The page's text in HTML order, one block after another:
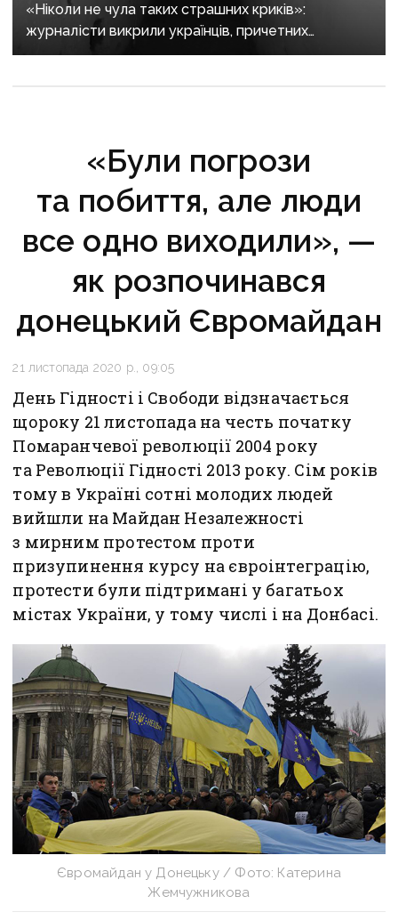
«Ніколи не чула таких страшних криків»:
журналісти викрили українців, причетних
до катувань у донецькій «Ізоляції»
«Були погрози
та побиття, але люди
все одно виходили», —
як розпочинався
донецький Євромайдан
21 листопада 2020 р., 09:05
День Гідності і Свободи відзначається
щороку 21 листопада на честь початку
Помаранчевої революції 2004 року
та Революції Гідності 2013 року. Сім років
тому в Україні сотні молодих людей
вийшли на Майдан Незалежності
з мирним протестом проти
призупинення курсу на євроінтеграцію,
протести були підтримані у багатьох
містах України, у тому числі і на Донбасі.
Євромайдан у Донецьку / Фото: Катерина
Жемчужникова